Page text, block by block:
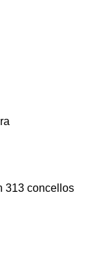
313 concellos